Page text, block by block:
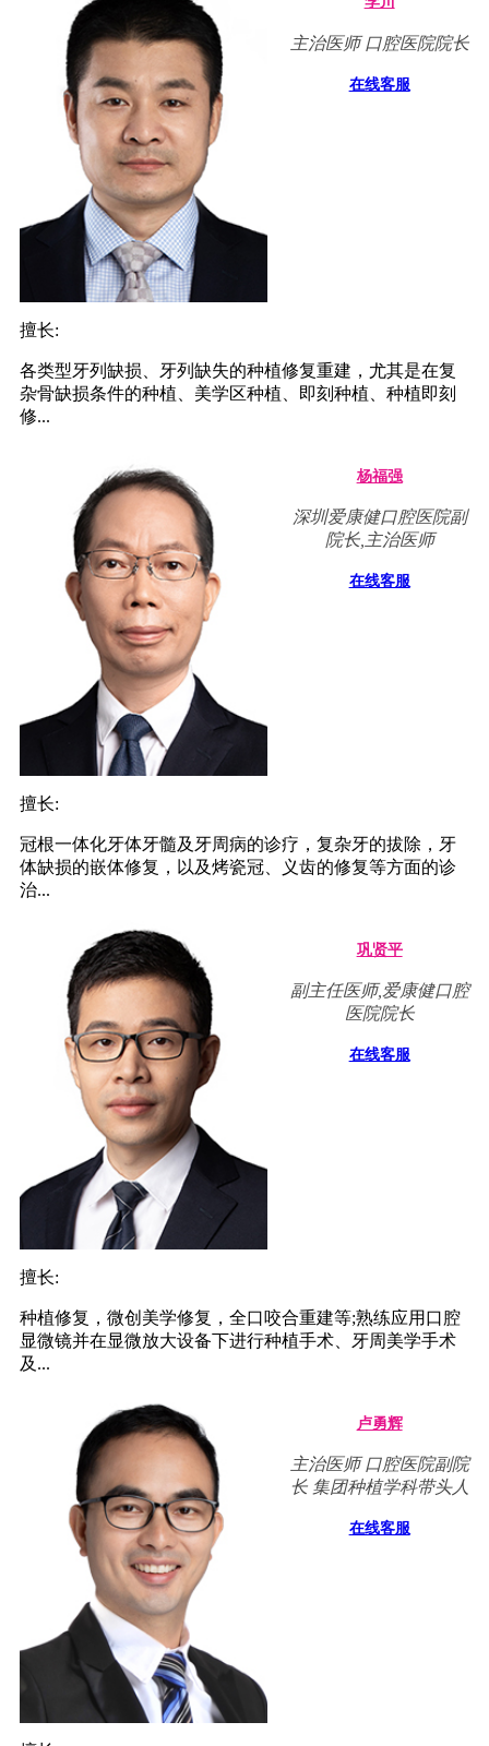
主治医师 口腔医院院长
在线客服
擅长:
各类型牙列缺损、牙列缺失的种植修复重建，尤其是在复
杂骨缺损条件的种植、美学区种植、即刻种植、种植即刻
修...
杨福强
深圳爱康健口腔医院副
院长,主治医师
在线客服
擅长:
冠根一体化牙体牙髓及牙周病的诊疗，复杂牙的拔除，牙
体缺损的嵌体修复，以及烤瓷冠、义齿的修复等方面的诊
治...
巩贤平
副主任医师,爱康健口腔
医院院长
在线客服
擅长:
种植修复，微创美学修复，全口咬合重建等;熟练应用口腔
显微镜并在显微放大设备下进行种植手术、牙周美学手术
及...
卢勇辉
主治医师 口腔医院副院
长 集团种植学科带头人
在线客服